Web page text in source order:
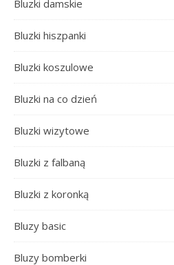
Bluzki damskie
Bluzki hiszpanki
Bluzki koszulowe
Bluzki na co dzień
Bluzki wizytowe
Bluzki z falbaną
Bluzki z koronką
Bluzy basic
Bluzy bomberki